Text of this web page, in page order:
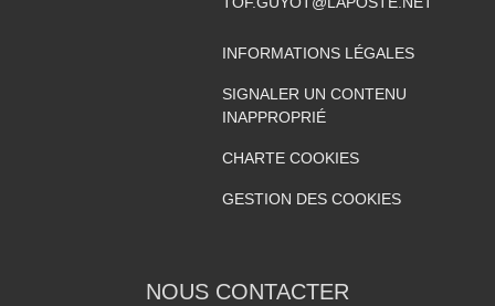
INFORMATIONS LÉGALES
SIGNALER UN CONTENU
INAPPROPRIÉ
CHARTE COOKIES
GESTION DES COOKIES
NOUS CONTACTER